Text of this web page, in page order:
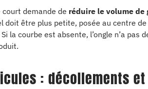
demande de réduire le volume de
doit être plus petite, posée au centre
la courbe est absente, l’ongle n’a pas
: décollements